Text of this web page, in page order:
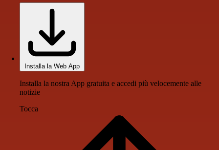
Installa la Web App
Installa la nostra App gratuita e accedi più velocemente alle
notizie
Tocca